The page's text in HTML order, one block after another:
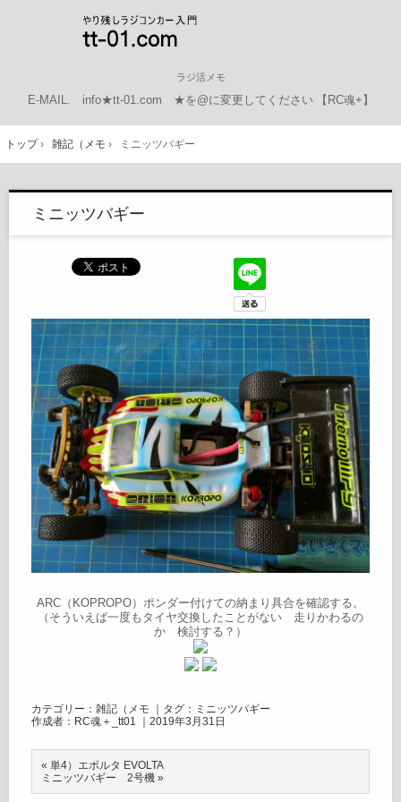
ラジ活メモ
E-MAIL. info★tt-01.com ★を@に変更してください 【RC魂+】
トップ› 雑記（メモ › ミニッツバギー
ミニッツバギー
ARC（KOPROPO）ポンダー付けての納まり具合を確認する。
（そういえば一度もタイヤ交換したことがない 走りかわるの
か 検討する？）
カテゴリー： 雑記（メモ ｜タグ： ミニッツバギー
作成者：RC魂＋_tt01 ｜2019年3月31日
« 単4）エボルタ EVOLTA
ミニッツバギー 2号機 »